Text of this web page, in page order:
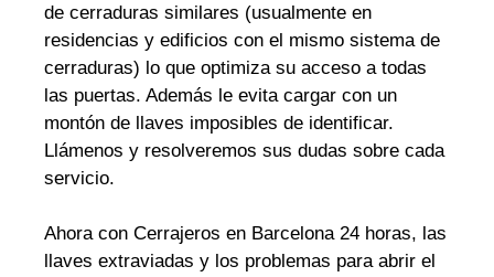
de cerraduras similares (usualmente en
residencias y edificios con el mismo sistema de
cerraduras) lo que optimiza su acceso a todas
las puertas. Además le evita cargar con un
montón de llaves imposibles de identificar.
Llámenos y resolveremos sus dudas sobre cada
servicio.
Ahora con Cerrajeros en Barcelona 24 horas, las
llaves extraviadas y los problemas para abrir el